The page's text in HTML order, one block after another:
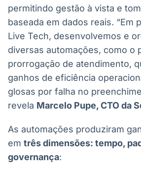
permitindo gestão à vista e
baseada em dados reais. “Em
Live Tech, desenvolvemos e
diversas automações, como o
prorrogação de atendimento,
ganhos de eficiência
glosas por falha no
revela Marcelo Pupe, CTO da
As automações produziram
em três dimensões: tempo,
governança: